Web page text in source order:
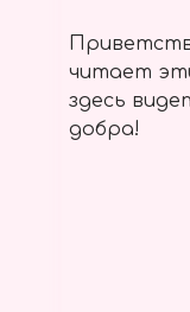
читает
здесь
добра!